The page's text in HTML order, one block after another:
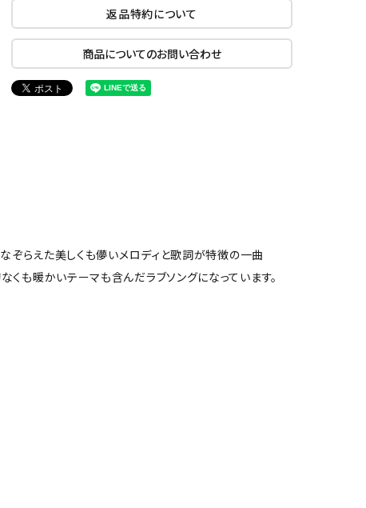
返品特約について
商品についてのお問い合わせ
らえた美しくも儚いメロディと歌詞が特徴の一曲
も暖かいテーマも含んだラブソングになっています。